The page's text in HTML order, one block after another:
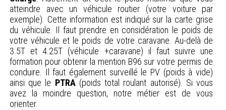
atteindre avec un véhicule routier (votre voiture par
exemple). Cette information est indiqué sur la carte grise
du véhicule. Il faut prendre en considération le poids de
votre véhicule et le poids de votre caravane. Au-delà de
3.5T et 4.25T (véhicule +caravane) il faut suivre une
formation pour obtenir la mention B96 sur votre permis de
conduire. Il faut également surveillé le PV (poids à vide)
ainsi que le PTRA(poids total roulant autorisé). Si vous
avez la moindre question, notre métier est de vous
orienter.